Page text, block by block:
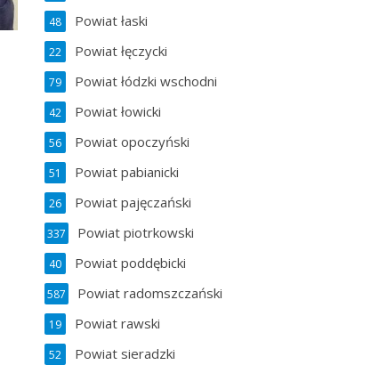
Powiat łaski
48
Powiat łęczycki
22
Powiat łódzki wschodni
79
Powiat łowicki
42
Powiat opoczyński
56
Powiat pabianicki
51
Powiat pajęczański
26
Powiat piotrkowski
337
Powiat poddębicki
40
Powiat radomszczański
587
Powiat rawski
19
Powiat sieradzki
52